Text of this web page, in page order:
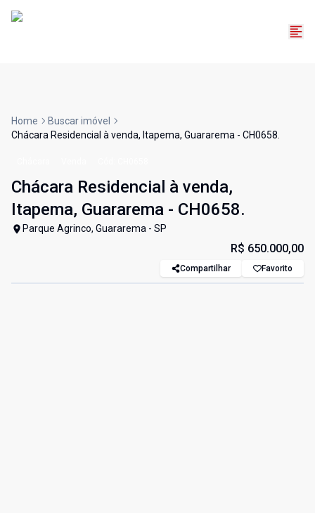
Home
Buscar imóvel
Chácara Residencial à venda, Itapema, Guararema - CH0658.
Chácara Residencial à venda,
Itapema, Guararema - CH0658.
Parque Agrinco, Guararema - SP
R$ 650.000,00
Compartilhar Favorito